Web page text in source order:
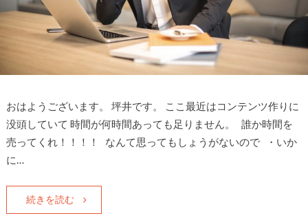
おはようございます。 坪井です。 ここ最近はコンテンツ作りに
没頭していて 時間が何時間あっても足りません。 誰か時間を
売ってくれ！！！！ なんて思ってもしょうがないので ・いか
に…
続きを読む